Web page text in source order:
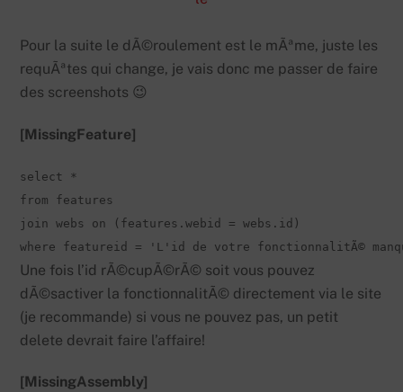
Pour la suite le dÃ©roulement est le mÃªme, juste les
requÃªtes qui change, je vais donc me passer de faire
des screenshots 😉
[MissingFeature]
select *
from features
join webs on (features.webid = webs.id)
where featureid = 'L'id de votre fonctionnalitÃ©
Une fois l’id rÃ©cupÃ©rÃ© soit vous pouvez
dÃ©sactiver la fonctionnalitÃ© directement via le site
(je recommande) si vous ne pouvez pas, un petit
delete devrait faire l’affaire!
[MissingAssembly]